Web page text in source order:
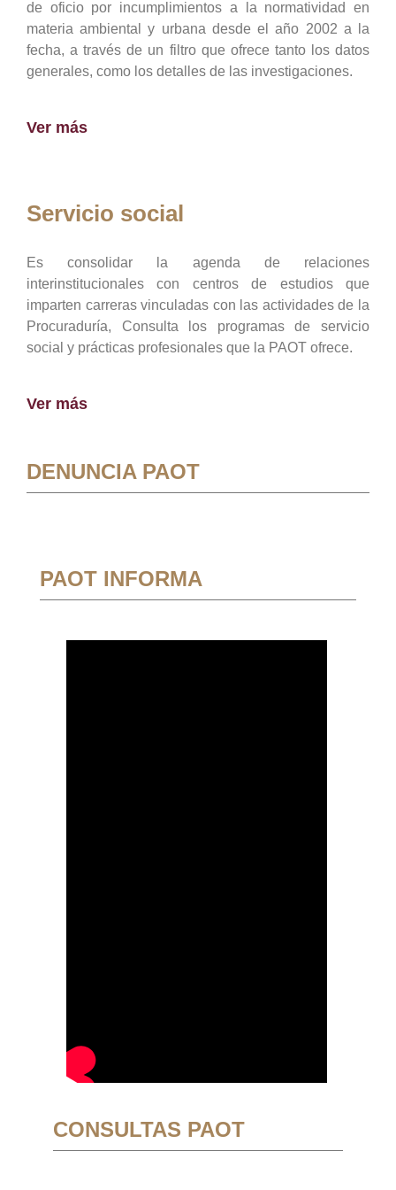
de oficio por incumplimientos a la normatividad en
materia ambiental y urbana desde el año 2002 a la
fecha, a través de un filtro que ofrece tanto los datos
generales, como los detalles de las investigaciones.
Ver más
Servicio social
Es consolidar la agenda de relaciones
interinstitucionales con centros de estudios que
imparten carreras vinculadas con las actividades de la
Procuraduría, Consulta los programas de servicio
social y prácticas profesionales que la PAOT ofrece.
Ver más
DENUNCIA PAOT
PAOT INFORMA
CONSULTAS PAOT